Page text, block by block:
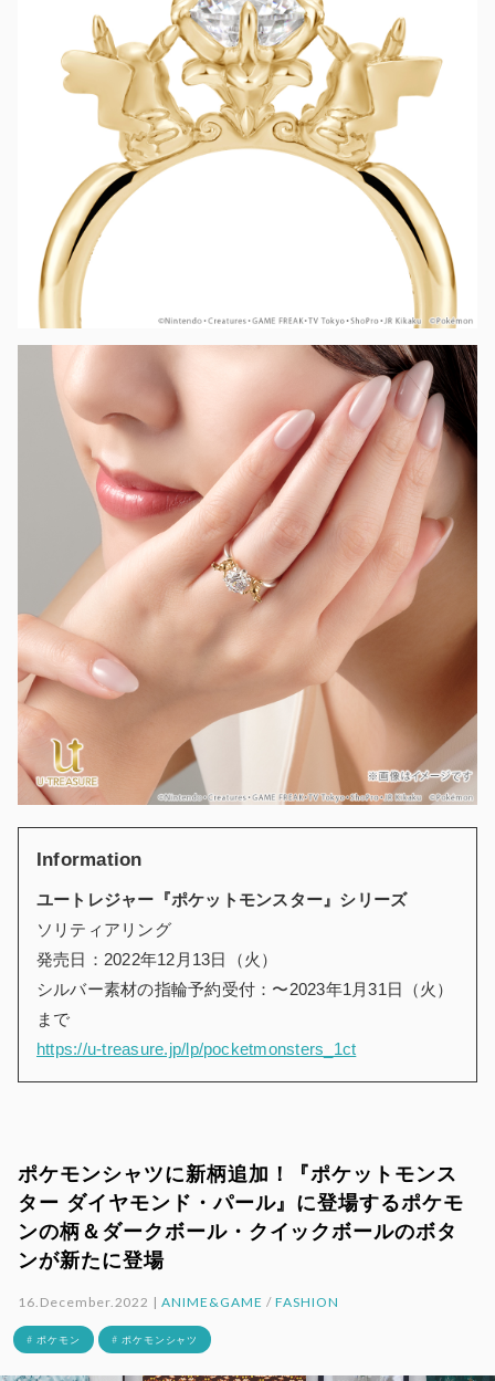
Information
ユートレジャー『ポケットモンスター』シリーズ
ソリティアリング
発売日：2022年12月13日（火）
シルバー素材の指輪予約受付：〜2023年1月31日（火）
まで
https://u-treasure.jp/lp/pocketmonsters_1ct
ポケモンシャツに新柄追加！『ポケットモンス
ター ダイヤモンド・パール』に登場するポケモ
ンの柄＆ダークボール・クイックボールのボタ
ンが新たに登場
16.December.2022 |ANIME&GAME / FASHION
# ポケモン # ポケモンシャツ